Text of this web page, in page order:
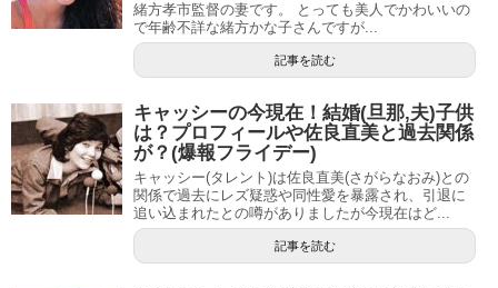
緒方孝市監督の妻です。 とっても美人でかわいいの
で年齢不詳な緒方かな子さんですが...
記事を読む
キャッシーの今現在！結婚(旦那,夫)子供
は？プロフィールや佐良直美と過去関係
が？(爆報フライデー)
キャッシー(タレント)は佐良直美(さがらなおみ)との
関係で過去にレズ疑惑や同性愛を暴露され、引退に
追い込まれたとの噂がありましたが今現在はど...
記事を読む